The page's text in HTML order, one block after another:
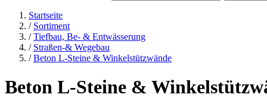
Startseite
/ Sortiment
/ Tiefbau, Be- & Entwässerung
/ Straßen-& Wegebau
/ Beton L-Steine & Winkelstützwände
Beton L-Steine &